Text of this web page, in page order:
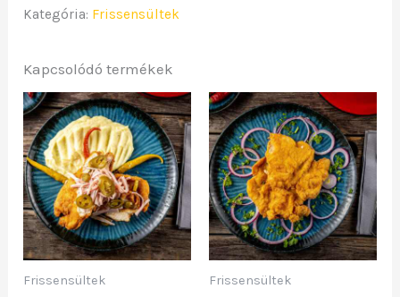
Kategória: Frissensültek
Kapcsolódó termékek
Frissensültek Frissensültek